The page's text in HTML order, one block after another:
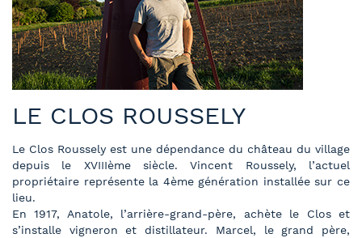
LE CLOS ROUSSELY
Le Clos Roussely est une dépendance du château du village
depuis le XVIIIème siècle. Vincent Roussely, l’actuel
propriétaire représente la 4ème génération installée sur ce
lieu.
En 1917, Anatole, l’arrière-grand-père, achète le Clos et
s’installe vigneron et distillateur. Marcel, le grand père,